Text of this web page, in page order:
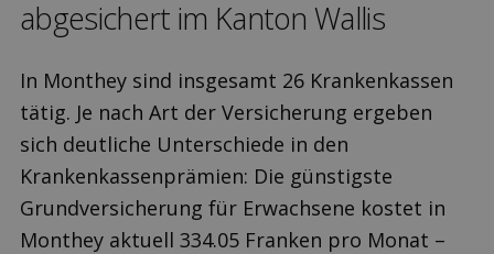
ab­gesichert im Kanton Wallis
In Monthey sind insgesamt 26 Krankenkassen
tätig. Je nach Art der Versicherung ergeben
sich deutliche Unterschiede in den
Krankenkassenprämien: Die günstigste
Grundversicherung für Erwachsene kostet in
Monthey aktuell 334.05 Franken pro Monat –